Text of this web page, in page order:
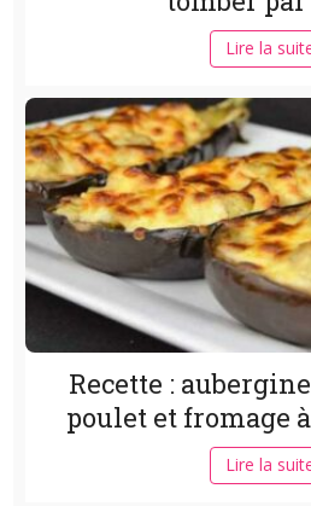
Lire la
Recette :
poulet et fromage
Lire la